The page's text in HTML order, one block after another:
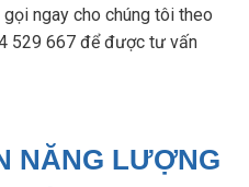
ngay cho chúng tôi theo
529 667 để được tư vấn
NĂNG LƯỢNG